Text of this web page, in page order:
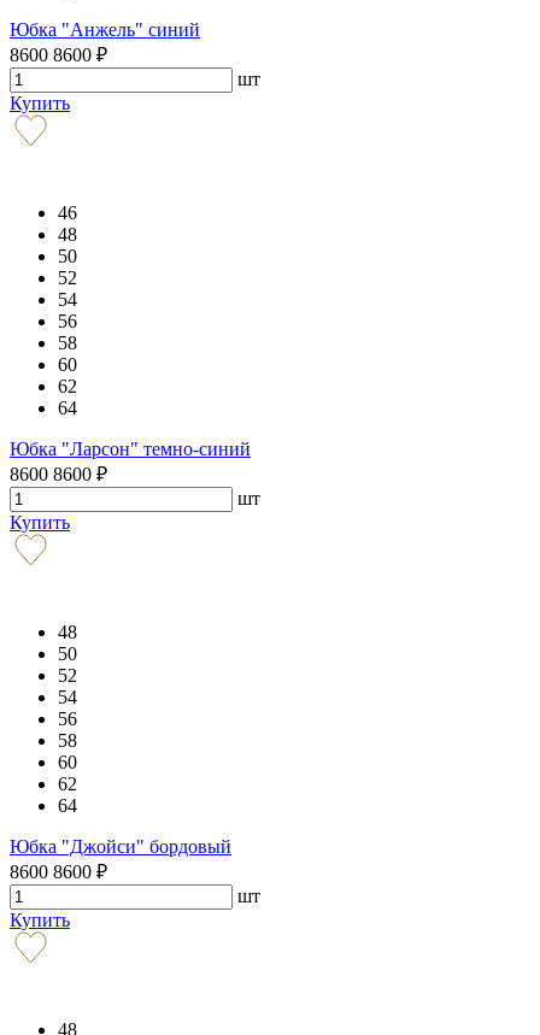
Юбка "Анжель" синий
8600 8600 ₽
шт
Купить
46
48
50
52
54
56
58
60
62
64
Юбка "Ларсон" темно-синий
8600 8600 ₽
шт
Купить
48
50
52
54
56
58
60
62
64
Юбка "Джойси" бордовый
8600 8600 ₽
шт
Купить
48